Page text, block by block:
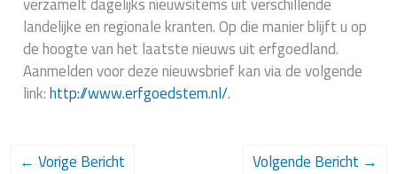
landelijke en regionale kranten. Op die manier blijft u op
de hoogte van het laatste nieuws uit erfgoedland.
Aanmelden voor deze nieuwsbrief kan via de volgende
link:http://www.erfgoedstem.nl/.
← Vorige Bericht Volgende Bericht →